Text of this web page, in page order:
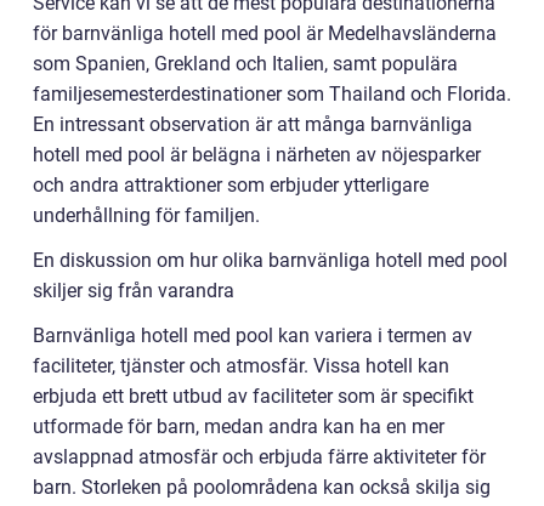
för barnvänliga hotell med pool är Medelhavsländerna
som Spanien, Grekland och Italien, samt populära
familjesemesterdestinationer som Thailand och Florida.
En intressant observation är att många barnvänliga
hotell med pool är belägna i närheten av nöjesparker
och andra attraktioner som erbjuder ytterligare
underhållning för familjen.
En diskussion om hur olika barnvänliga hotell med pool
skiljer sig från varandra
Barnvänliga hotell med pool kan variera i termen av
faciliteter, tjänster och atmosfär. Vissa hotell kan
erbjuda ett brett utbud av faciliteter som är specifikt
utformade för barn, medan andra kan ha en mer
avslappnad atmosfär och erbjuda färre aktiviteter för
barn. Storleken på poolområdena kan också skilja sig